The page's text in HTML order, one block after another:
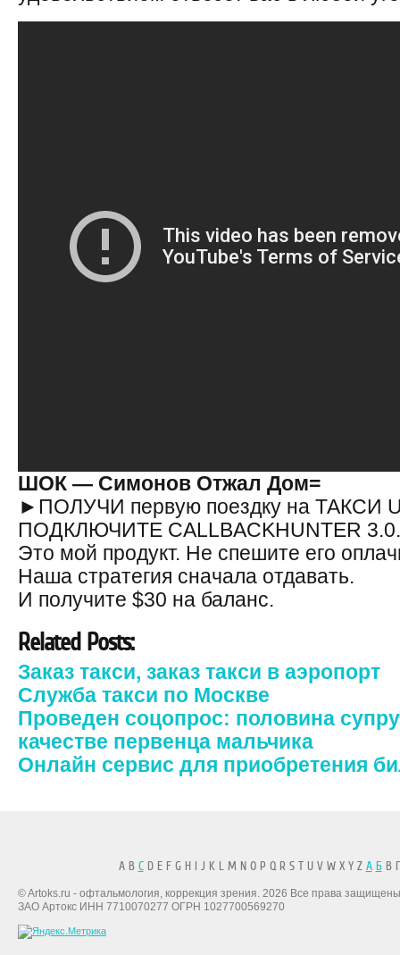
ШОК — Симонов Отжал Дом=
►ПОЛУЧИ первую поездку на ТАКСИ
ПОДКЛЮЧИТЕ CALLBACKHUNTER 3.0.
Это мой продукт. Не спешите его
Наша стратегия сначала отдавать.
И получите $30 на баланс.
Related Posts:
Заказ такси, заказ такси в аэропорт
Служба такси по Москве
Проведен соцопрос: половина
качестве первенца мальчика
Онлайн сервис для приобретения
A B CD E F G H I J K L M N O P Q R S T U V W X Y Z А БВ
© Artoks.ru - офтальмология, коррекция зрения. 2026 Все права
ЗАО Артокс ИНН 7710070277 ОГРН 1027700569270